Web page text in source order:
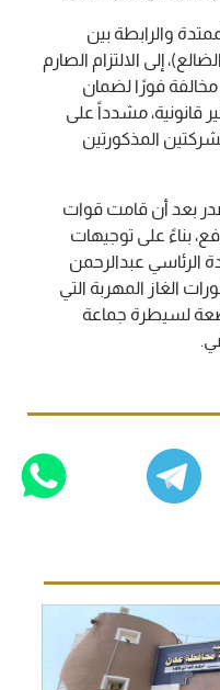
والرابطة بين
إلى الالتزام الصارم
فورًا لضمان
قانونية، مشدداً على
المذكورتين
صدر بعد أن قامت قوات
بناءً على توجيهات
عبدالرحمن
الغاز المهربة التي
لسيطرة جماعة